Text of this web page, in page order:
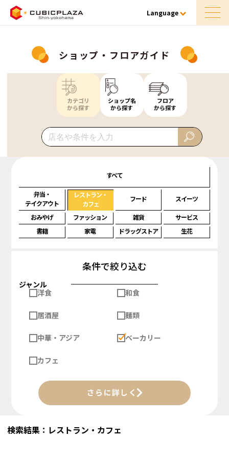
Language
ショップ・フロアガイド
カテゴリ
から探す
ショップ名
から探す
フロア
から探す
すべて
弁当・
テイクアウト
レストラン・
カフェ
フード スイーツ
おみやげ ファッション 雑貨
サービス
書籍
家電 ドラッグストア 生花
条件で絞り込む
ジャンル
洋食
和食
居酒屋 麺類
中華・アジア ベーカリー
カフェ
さらに詳しく
検索結果：レストラン・カフェ